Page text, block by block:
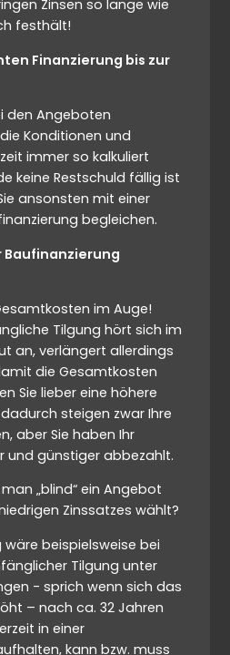
Zinsen so lange wie
festhält!
Finanzierung bis zur
den Angeboten
Konditionen und
immer so kalkuliert
keine Restschuld fällig ist
ansonsten mit einer
begleichen.
im Auge!
Tilgung hört sich im
an, verlängert allerdings
die Gesamtkosten
Sie lieber eine höhere
steigen zwar Ihre
aber Sie haben Ihr
und günstiger abbezahlt.
„blind“ ein Angebot
Zinssatzes wählt?
wäre beispielsweise bei
Tilgung unter
- sprich wenn sich das
– nach ca. 32 Jahren
in einer
kann bzw. muss